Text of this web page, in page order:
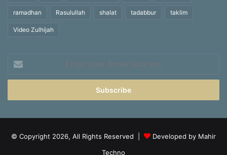
ramadhan Rasulullah shalat tadabbur taklim
Video Zulhijah
your
Email
© Copyright 2026, All Rights Reserved |
Developed by Mahir
Techno